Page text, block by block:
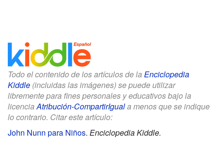
Todo el contenido de los artículos de la Enciclopedia
Kiddle (incluidas las imágenes) se puede utilizar
libremente para fines personales y educativos bajo la
licenciaAtribución-CompartirIguala menos que se indique
lo contrario. Citar este artículo:
John Nunn para Niños. Enciclopedia Kiddle.